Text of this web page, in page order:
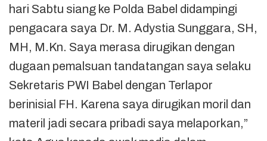
hari Sabtu siang ke Polda Babel didampingi
pengacara saya Dr. M. Adystia Sunggara, SH,
MH, M.Kn. Saya merasa dirugikan dengan
dugaan pemalsuan tandatangan saya selaku
Sekretaris PWI Babel dengan Terlapor
berinisial FH. Karena saya dirugikan moril dan
materil jadi secara pribadi saya melaporkan,”